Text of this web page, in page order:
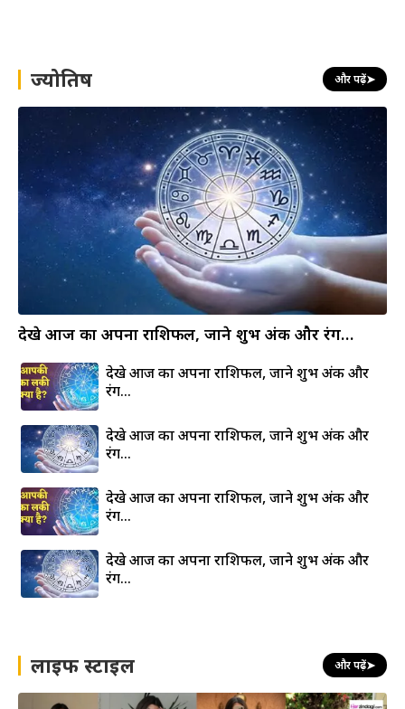
h ज्योतिष और पढ़ें➤
देखे आज का अपना राशिफल, जाने शुभ अंक और रंग…
देखे आज का अपना राशिफल, जाने शुभ अंक और
रंग…
देखे आज का अपना राशिफल, जाने शुभ अंक और
रंग…
देखे आज का अपना राशिफल, जाने शुभ अंक और
रंग…
देखे आज का अपना राशिफल, जाने शुभ अंक और
रंग…
लाइफ स्टाइल और पढ़ें➤